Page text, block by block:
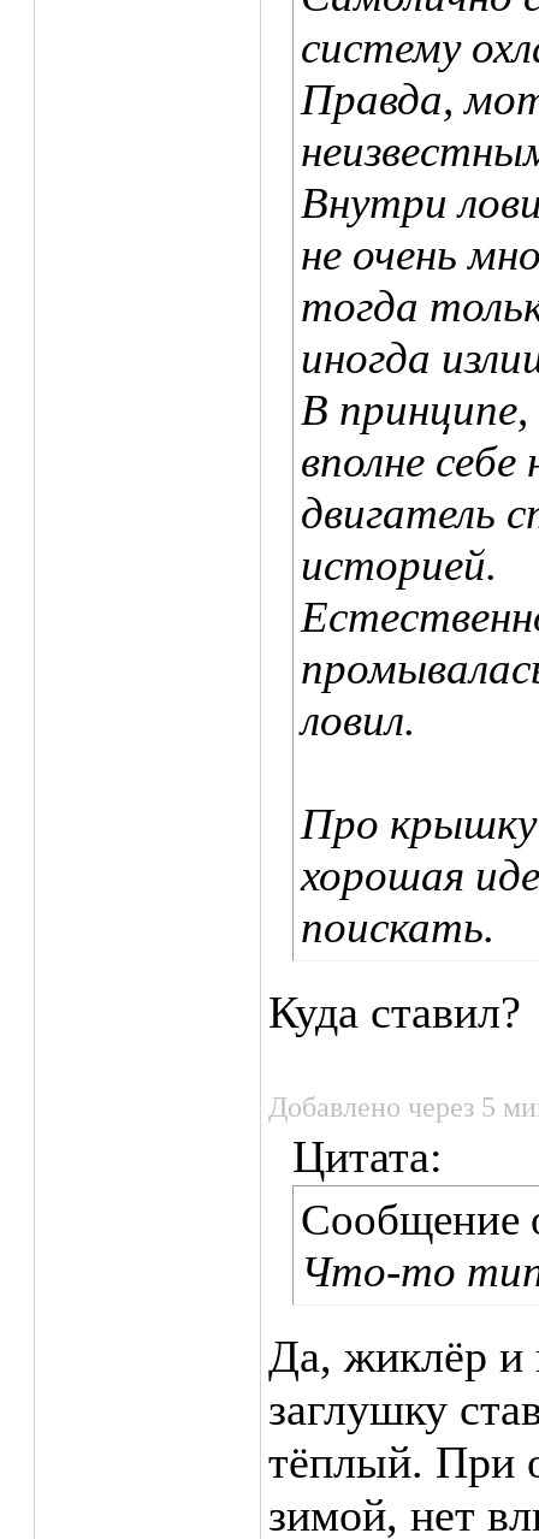
систему
Правда,
Внутри
не очень
тогда
иногда
В
вполне себе
двигатель
историей.
ловил.
Про
хорошая
поискать.
Куда ставил?
Добавлено через 5
Цитата:
Сообщение
Что-то
Да, жиклёр и
заглушку
тёплый. При
зимой, нет